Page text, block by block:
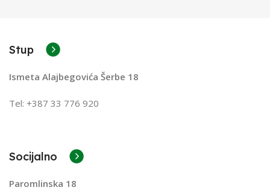
Stup
Ismeta Alajbegovića Šerbe 18
Tel: +387 33 776 920
Socijalno
Paromlinska 18